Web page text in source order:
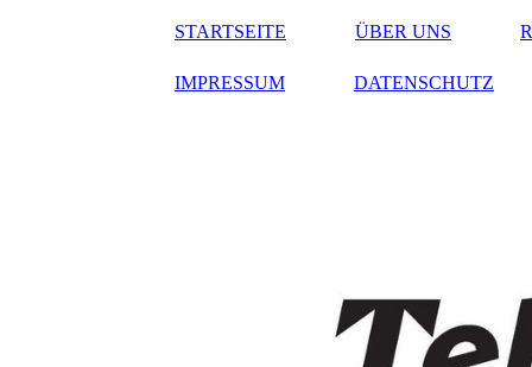
STARTSEITE ÜBER UNS
IMPRESSUM DATENSCHUTZ